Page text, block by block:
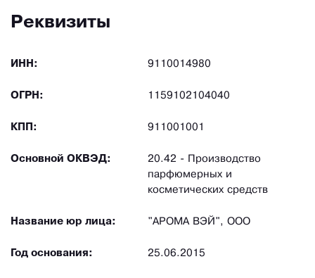
Реквизиты
ИНН: 9110014980
ОГРН: 1159102104040
КПП: 911001001
Основной ОКВЭД:
20.42 - Производство
парфюмерных и
косметических средств
Название юр лица: "АРОМА ВЭЙ", ООО
Год основания: 25.06.2015